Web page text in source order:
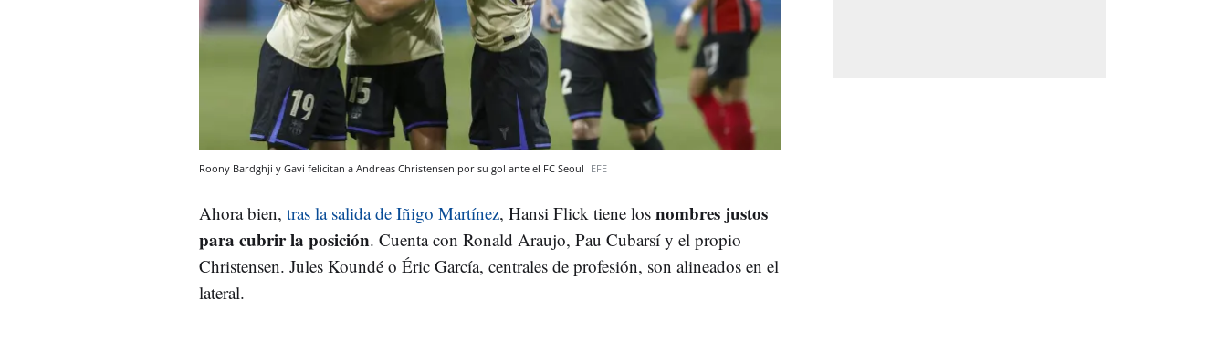
Roony Bardghji y Gavi felicitan a Andreas Christensen por su gol ante el FC Seoul EFE
Ahora bien, tras la salida de Iñigo Martínez, Hansi Flick tiene los nombres justos
para cubrir la posición. Cuenta con Ronald Araujo, Pau Cubarsí y el propio
Christensen. Jules Koundé o Éric García, centrales de profesión, son alineados en el
lateral.